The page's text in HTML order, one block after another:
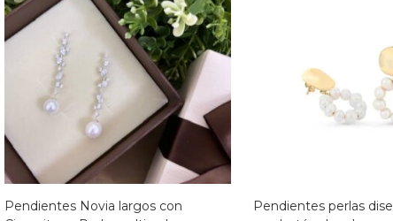
Pendientes Novia largos con
Pendientes perlas